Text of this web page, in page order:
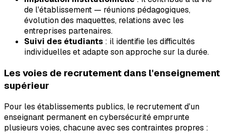
de l'établissement — réunions pédagogiques,
évolution des maquettes, relations avec les
entreprises partenaires.
Suivi des étudiants : il identifie les difficultés
individuelles et adapte son approche sur la durée.
Les voies de recrutement dans l'enseignement
supérieur
Pour les établissements publics, le recrutement d'un
enseignant permanent en cybersécurité emprunte
plusieurs voies, chacune avec ses contraintes propres :